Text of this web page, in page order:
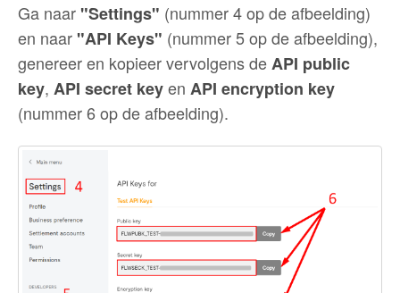
Ga naar "Settings" (nummer 4 op de afbeelding)
en naar "API Keys" (nummer 5 op de afbeelding),
genereer en kopieer vervolgens deAPI public
key, API secret keyen API encryption key
(nummer 6 op de afbeelding).